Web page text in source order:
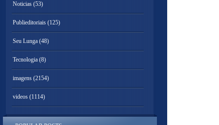
Noticias (53)
Publieditoriais (125)
Seu Lunga (48)
Tecnologia (8)
imagens (2154)
videos (1114)